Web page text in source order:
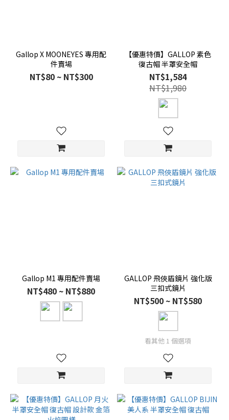
Gallop X MOONEYES 專用配
件賣場
NT$80 ~ NT$300
【優惠特價】GALLOP 素色
復古帽 半罩安全帽
NT$1,584
NT$1,980
Gallop M1 專用配件賣場
NT$480 ~ NT$880
GALLOP 飛俠盾鏡片 強化版
三扣式鏡片
NT$500 ~ NT$580
看其他 1 個選項